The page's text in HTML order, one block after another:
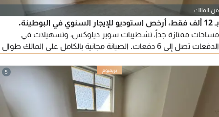
من المالك
بـ 12 ألف فقط، أرخص استوديو للإيجار السنوي في البوطينة.
مساحات ممتازة جداً، تشطيبات سوبر ديلوكس، وتسهيلات في
الدفعات تصل إلى 6 دفعات. الصيانة مجانية بالكامل على المالك طوال
من اللولو، وعلى مخرج دبي وعجمان.
5